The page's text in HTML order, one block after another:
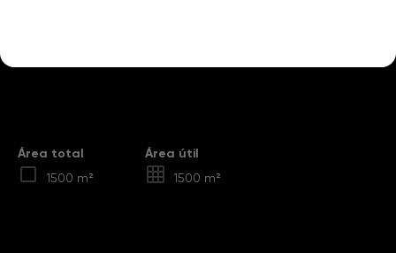
Área total
1500 m²
Área útil
1500 m²